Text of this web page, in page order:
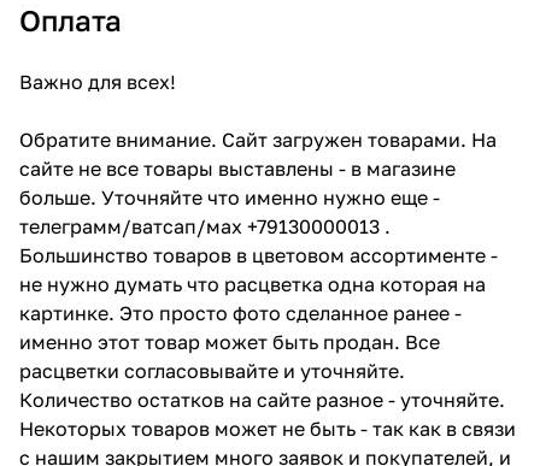
Оплата
Важно для всех!
Обратите внимание. Сайт загружен товарами. На
сайте не все товары выставлены - в магазине
больше. Уточняйте что именно нужно еще -
телеграмм/ватсап/мах +79130000013 .
Большинство товаров в цветовом ассортименте -
не нужно думать что расцветка одна которая на
картинке. Это просто фото сделанное ранее -
именно этот товар может быть продан. Все
расцветки согласовывайте и уточняйте.
Количество остатков на сайте разное - уточняйте.
Некоторых товаров может не быть - так как в связи
с нашим закрытием много заявок и покупателей, и